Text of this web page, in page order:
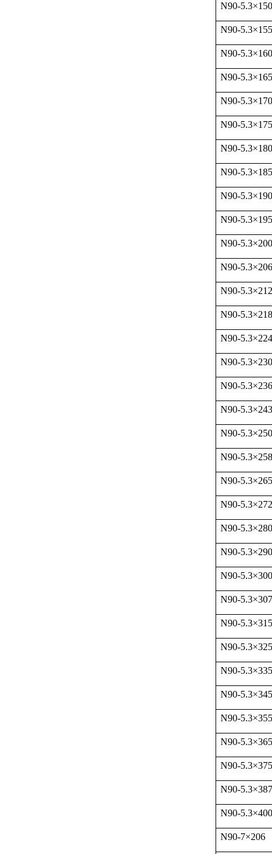
N90-5.3×150
N90-5.3×155
N90-5.3×160
N90-5.3×165
N90-5.3×170
N90-5.3×175
N90-5.3×180
N90-5.3×185
N90-5.3×190
N90-5.3×195
N90-5.3×200
N90-5.3×206
N90-5.3×212
N90-5.3×218
N90-5.3×224
N90-5.3×230
N90-5.3×236
N90-5.3×243
N90-5.3×250
N90-5.3×258
N90-5.3×265
N90-5.3×272
N90-5.3×280
N90-5.3×290
N90-5.3×300
N90-5.3×307
N90-5.3×315
N90-5.3×325
N90-5.3×335
N90-5.3×345
N90-5.3×355
N90-5.3×365
N90-5.3×375
N90-5.3×387
N90-5.3×400
N90-7×206